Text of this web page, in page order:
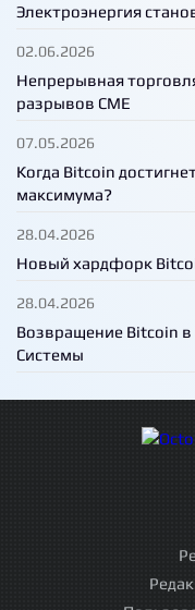
Электроэнергия
02.06.2026
Непрерывная
разрывов CME
07.05.2026
Когда Bitcoin
максимума?
28.04.2026
Новый хардфорк
28.04.2026
Возвращение Bitcoin в
Системы